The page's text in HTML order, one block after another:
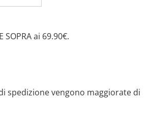
ai 69.90€.
spedizione vengono maggiorate di